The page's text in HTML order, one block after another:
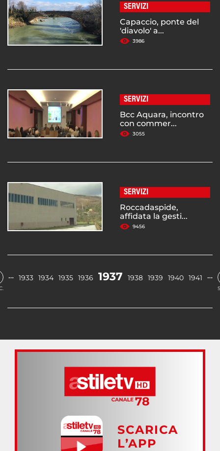
SERVIZI
Capaccio, ponte del
'diavolo' a...
3986
SERVIZI
Bcc Aquara, incontro
con commer...
3055
SERVIZI
Roccadaspide,
affidata la gesti...
9456
… 1933 1934 1935 1936 1937 1938 1939 1940 1941 …
SCARICA
L’APP